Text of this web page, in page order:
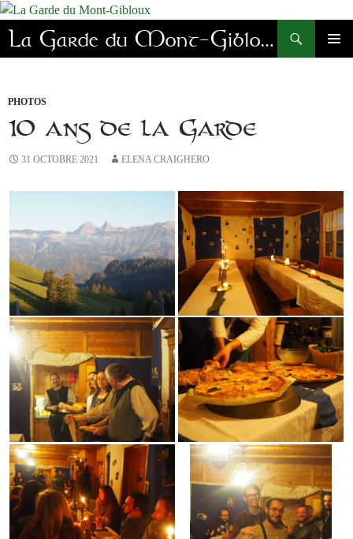
Aller
au
contenu
La Garde du Mont-Gibloux
Recherche
PHOTOS
10 ans de la Garde
31 OCTOBRE 2021 ELENA CRAIGHERO